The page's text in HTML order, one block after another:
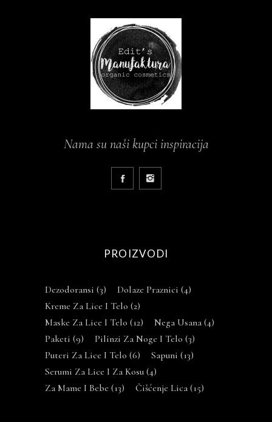
Nama su naši kupci inspiracija
PROIZVODI
Dezodoransi (3) Dolaze Praznici (4)
Kreme Za Lice I Telo (2)
Maske Za Lice I Telo (12) Nega Usana (4)
Paketi (9) Pilinzi Za Noge I Telo (3)
Puteri Za Lice I Telo (6) Sapuni (13)
Serumi Za Lice I Za Kosu (4)
Za Mame I Bebe (13) Čišćenje Lica (15)